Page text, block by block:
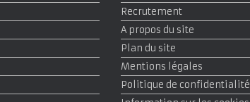
Recrutement
A propos du site
Plan du site
Mentions légales
Politique de confidentialité